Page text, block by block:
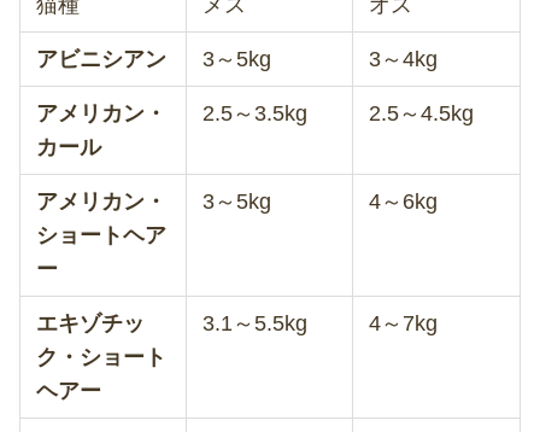
猫種 メス オス
アビニシアン 3～5kg 3～4kg
アメリカン・
カール
2.5～3.5kg 2.5～4.5kg
アメリカン・
ショートヘア
ー
3～5kg 4～6kg
エキゾチッ
ク・ショート
ヘアー
3.1～5.5kg 4～7kg